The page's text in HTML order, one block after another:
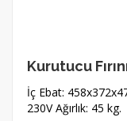
Kurutucu
İç Ebat:
230V Ağırlık: 45 kg.